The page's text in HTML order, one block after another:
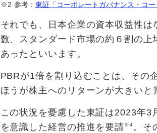
※2 参考： 東証「コーポレートガバナンス・コ
それでも、日本企業の資本収益性
数、スタンダード市場の約６割の
あったといいます。
PBRが1倍を割り込むことは、その
ほうが株主へのリターンが大きいと
この状況を憂慮した東証は2023年
を意識した経営の推進を要請※4。そ